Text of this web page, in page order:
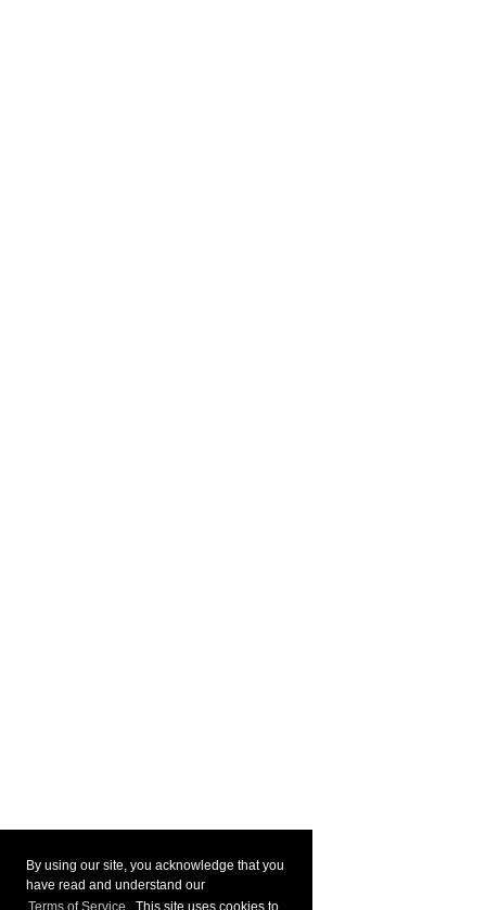
By using our site, you acknowledge that you
have read and understand our